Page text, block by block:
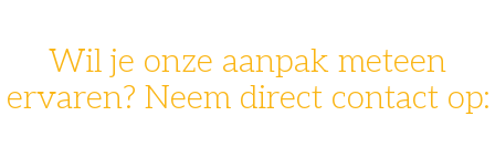
Wil je onze aanpak meteen
ervaren? Neem direct contact op: